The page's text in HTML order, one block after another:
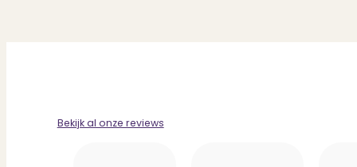
Bekijk al onze reviews